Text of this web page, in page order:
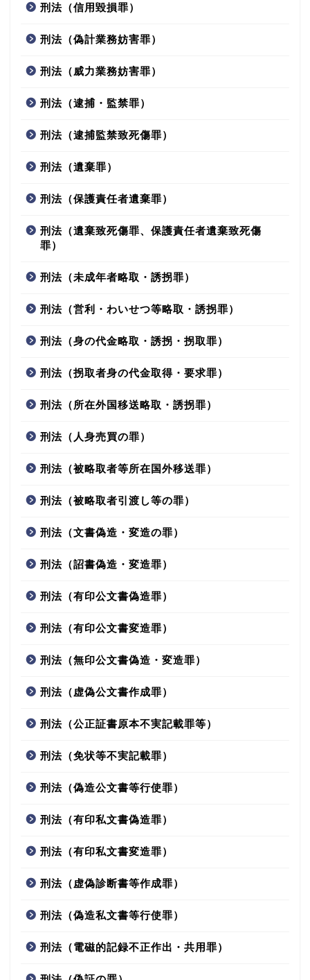
刑法（信用毀損罪）
刑法（偽計業務妨害罪）
刑法（威力業務妨害罪）
刑法（逮捕・監禁罪）
刑法（逮捕監禁致死傷罪）
刑法（遺棄罪）
刑法（保護責任者遺棄罪）
刑法（遺棄致死傷罪、保護責任者遺棄致死傷
罪）
刑法（未成年者略取・誘拐罪）
刑法（営利・わいせつ等略取・誘拐罪）
刑法（身の代金略取・誘拐・拐取罪）
刑法（拐取者身の代金取得・要求罪）
刑法（所在外国移送略取・誘拐罪）
刑法（人身売買の罪）
刑法（被略取者等所在国外移送罪）
刑法（被略取者引渡し等の罪）
刑法（文書偽造・変造の罪）
刑法（詔書偽造・変造罪）
刑法（有印公文書偽造罪）
刑法（有印公文書変造罪）
刑法（無印公文書偽造・変造罪）
刑法（虚偽公文書作成罪）
刑法（公正証書原本不実記載罪等）
刑法（免状等不実記載罪）
刑法（偽造公文書等行使罪）
刑法（有印私文書偽造罪）
刑法（有印私文書変造罪）
刑法（虚偽診断書等作成罪）
刑法（偽造私文書等行使罪）
刑法（電磁的記録不正作出・共用罪）